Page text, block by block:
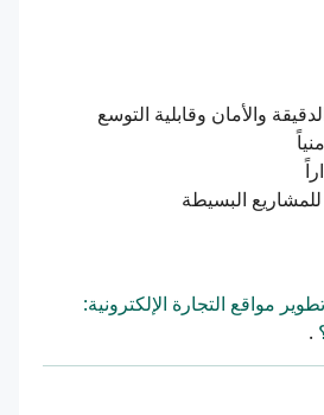
تطوير مواقع التجارة الإلكترونية:
.